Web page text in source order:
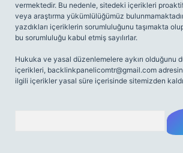
vermektedir. Bu nedenle, sitedeki içerikleri
veya araştırma yükümlülüğümüz
yazdıkları içeriklerin sorumluluğunu taşımakta
bu sorumluluğu kabul etmiş sayılırlar.
Hukuka ve yasal düzenlemelere aykırı olduğunu
içerikleri, backlinkpanelicomtr@gmail.com
ilgili içerikler yasal süre içerisinde sitemizden